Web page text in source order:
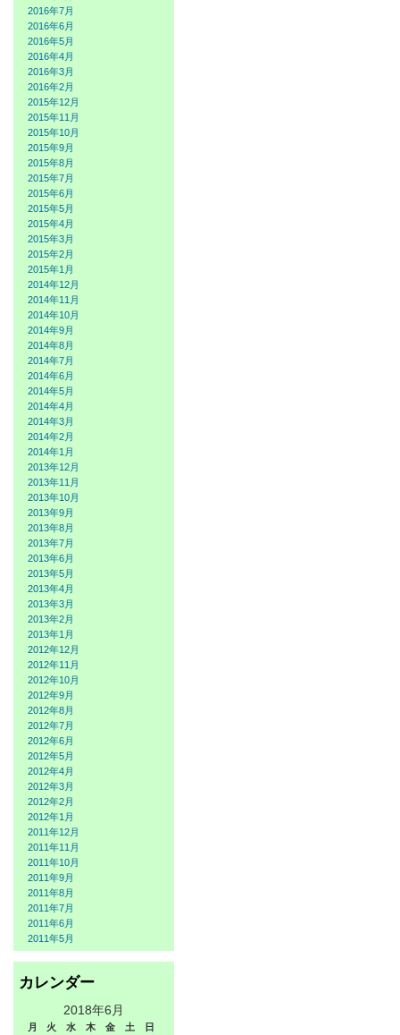
2016年7月
2016年6月
2016年5月
2016年4月
2016年3月
2016年2月
2015年12月
2015年11月
2015年10月
2015年9月
2015年8月
2015年7月
2015年6月
2015年5月
2015年4月
2015年3月
2015年2月
2015年1月
2014年12月
2014年11月
2014年10月
2014年9月
2014年8月
2014年7月
2014年6月
2014年5月
2014年4月
2014年3月
2014年2月
2014年1月
2013年12月
2013年11月
2013年10月
2013年9月
2013年8月
2013年7月
2013年6月
2013年5月
2013年4月
2013年3月
2013年2月
2013年1月
2012年12月
2012年11月
2012年10月
2012年9月
2012年8月
2012年7月
2012年6月
2012年5月
2012年4月
2012年3月
2012年2月
2012年1月
2011年12月
2011年11月
2011年10月
2011年9月
2011年8月
2011年7月
2011年6月
2011年5月
カレンダー
2018年6月
月 火 水 木 金 土
日